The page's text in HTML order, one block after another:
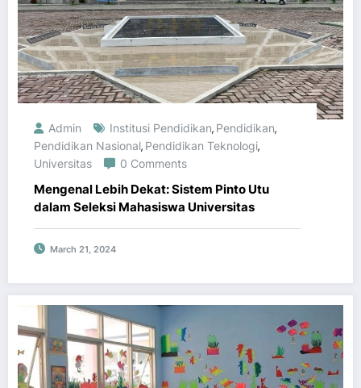
Admin Institusi Pendidikan, Pendidikan,
Pendidikan Nasional, Pendidikan Teknologi,
Universitas
0 Comments
Mengenal Lebih Dekat: Sistem Pinto Utu
dalam Seleksi Mahasiswa Universitas
March 21, 2024